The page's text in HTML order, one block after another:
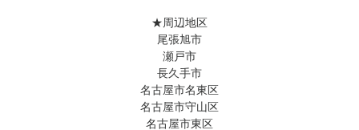
★周辺地区
尾張旭市
瀬戸市
長久手市
名古屋市名東区
名古屋市守山区
名古屋市東区